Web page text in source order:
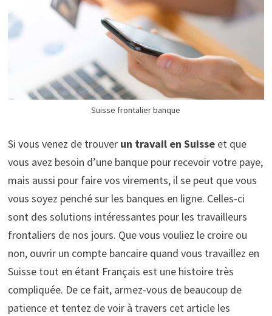
Suisse frontalier banque
Si vous venez de trouver un travail en Suisseet que
vous avez besoin d’une banque pour recevoir votre paye,
mais aussi pour faire vos virements, il se peut que vous
vous soyez penché sur les banques en ligne. Celles-ci
sont des solutions intéressantes pour les travailleurs
frontaliers de nos jours. Que vous vouliez le croire ou
non, ouvrir un compte bancaire quand vous travaillez en
Suisse tout en étant Français est une histoire très
compliquée. De ce fait, armez-vous de beaucoup de
patience et tentez de voir à travers cet article les